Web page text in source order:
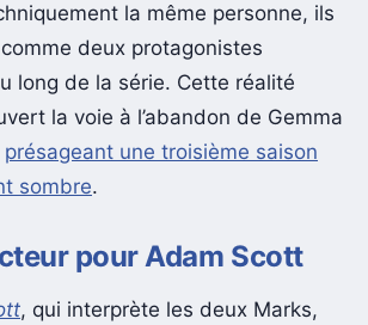
la même personne, ils
deux protagonistes
long de la série. Cette réalité
la voie à l’abandon de Gemma
présageant une troisième saison
sombre.
pour Adam Scott
, qui interprète les deux Marks,